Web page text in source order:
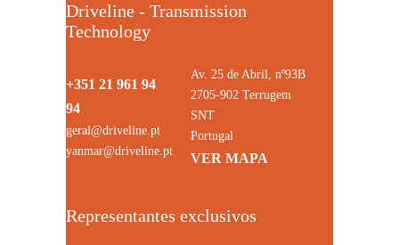
Driveline - Transmission
Technology
+351 21 961 94
94
geral@driveline.pt
yanmar@driveline.pt
Av. 25 de Abril, nº93B
2705-902 Terrugem
SNT
Portugal
VER MAPA
Representantes exclusivos